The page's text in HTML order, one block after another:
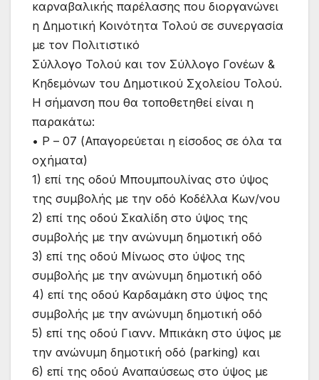
καρναβαλικής παρέλασης που διοργανώνει
η Δημοτική Κοινότητα Τολού σε συνεργασία
με τον Πολιτιστικό
Σύλλογο Τολού και τον Σύλλογο Γονέων &
Κηδεμόνων του Δημοτικού Σχολείου Τολού.
Η σήμανση που θα τοποθετηθεί είναι η
παρακάτω:
• Ρ – 07 (Απαγορεύεται η είσοδος σε όλα τα
οχήματα)
1) επί της οδού Μπουμπουλίνας στο ύψος
της συμβολής με την οδό Κοδέλλα Κων/νου
2) επί της οδού Σκαλίδη στο ύψος της
συμβολής με την ανώνυμη δημοτική οδό
3) επί της οδού Μίνωος στο ύψος της
συμβολής με την ανώνυμη δημοτική οδό
4) επί της οδού Καρδαμάκη στο ύψος της
συμβολής με την ανώνυμη δημοτική οδό
5) επί της οδού Γιανν. Μπικάκη στο ύψος με
την ανώνυμη δημοτική οδό (parking) και
6) επί της οδού Αναπαύσεως στο ύψος με